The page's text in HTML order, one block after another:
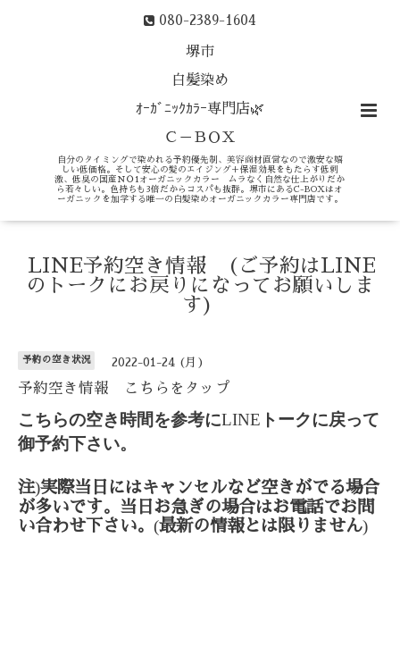
080-2389-1604
堺市
白髪染め
ｵｰｶﾞﾆｯｸｶﾗｰ専門店🌿
Ｃ－ＢＯＸ
自分のタイミングで染めれる予約優先制、美容商材直営なので激安な嬉
しい低価格。そして安心の髪のエイジング＋保湿効果をもたらす低刺
激、低臭の国産ＮＯ1オーガニックカラー ムラなく自然な仕上がりだか
ら若々しい。色持ちも3倍だからコスパも抜群。堺市にあるC-BOXはオ
ーガニックを加学する唯一の白髪染めオーガニックカラー専門店です。
LINE予約空き情報 (ご予約はLINE
のトークにお戻りになってお願いしま
す)
予約の空き状況 2022-01-24 (月)
予約空き情報 こちらをタップ
こちらの空き時間を参考にLINE トークに戻って
御予約下さい。
注)実際当日にはキャンセルなど空きがでる場合
が多いです。当日お急ぎの場合はお電話でお問
い合わせ下さい。 (最新の情報とは限りません)